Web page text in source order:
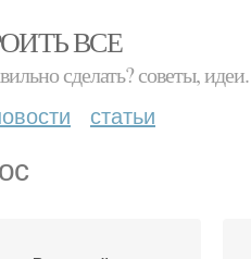
ВСЕ
сделать? советы, идеи.
статьи